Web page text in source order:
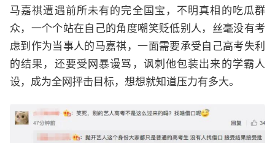
马嘉祺遭遇前所未有的完全国宝，不明真相的吃瓜群
众，一个个站在自己的角度嘲笑贬低别人，丝毫没有考
虑到作为当事人的马嘉祺，一面需要承受自己高考失利
的结果，还要受网暴谩骂，讽刺他包装出来的学霸人
设，成为全网抨击目标，想想就知道压力有多大。